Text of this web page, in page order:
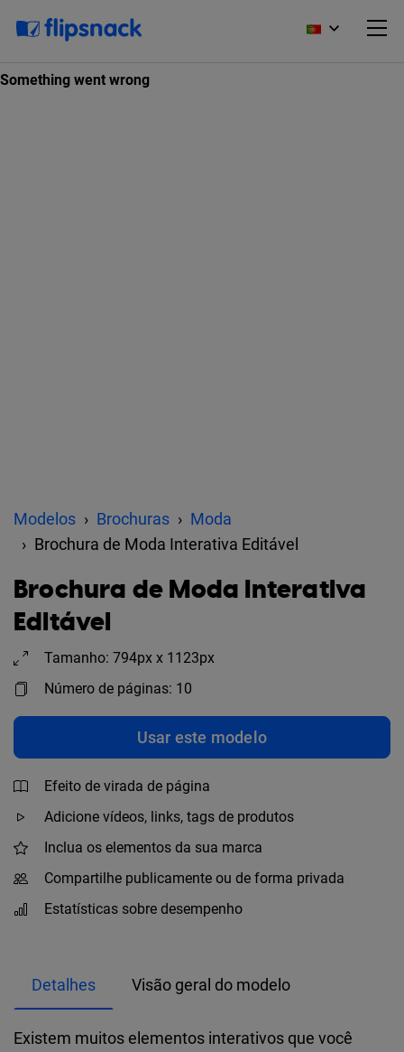
Modelos Brochuras
Moda
Brochura de Moda Interativa Editável
Brochura de Moda Interativa
Editável
Tamanho: 794px x 1123px
Número de páginas: 10
Usar este modelo
Efeito de virada de página
Adicione vídeos, links, tags de produtos
Inclua os elementos da sua marca
Compartilhe publicamente ou de forma privada
Estatísticas sobre desempenho
Detalhes Visão geral do modelo
Existem muitos elementos interativos que você